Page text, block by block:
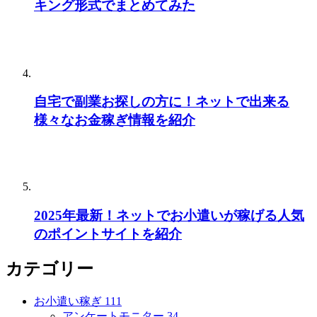
キング形式でまとめてみた
自宅で副業お探しの方に！ネットで出来る
様々なお金稼ぎ情報を紹介
2025年最新！ネットでお小遣いが稼げる人気
のポイントサイトを紹介
カテゴリー
お小遣い稼ぎ 111